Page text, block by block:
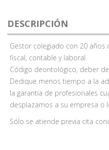
DESCRIPCIÓN
Gestor colegiado con 20 años
fiscal, contable y laboral.
Código deontológico, deber
Dedique menos tiempo a la
la garantía de profesionales
desplazamos a su empresa o
Sólo se atiende previa cita